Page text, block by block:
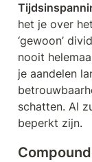
het je over
‘gewoon’
nooit
je aandelen
schatten. Al
beperkt zijn.